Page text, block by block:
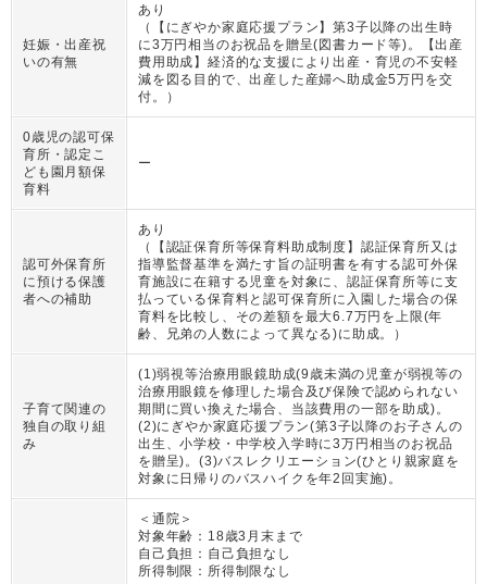
妊娠・出産祝
いの有無
あり
（
【にぎやか家庭応援プラン】第3子以降の出生時
に3万円相当のお祝品を贈呈(図書カード等)。【出産
費用助成】経済的な支援により出産・育児の不安軽
減を図る目的で、出産した産婦へ助成金5万円を交
付。
）
0歳児の認可保
育所・認定こ
ども園月額保
育料
ー
認可外保育所
に預ける保護
者への補助
あり
（
【認証保育所等保育料助成制度】認証保育所又は
指導監督基準を満たす旨の証明書を有する認可外保
育施設に在籍する児童を対象に、認証保育所等に支
払っている保育料と認可保育所に入園した場合の保
育料を比較し、その差額を最大6.7万円を上限(年
齢、兄弟の人数によって異なる)に助成。
）
子育て関連の
独自の取り組
み
(1)弱視等治療用眼鏡助成(9歳未満の児童が弱視等の
治療用眼鏡を修理した場合及び保険で認められない
期間に買い換えた場合、当該費用の一部を助成)。
(2)にぎやか家庭応援プラン(第3子以降のお子さんの
出生、小学校・中学校入学時に3万円相当のお祝品
を贈呈)。(3)バスレクリエーション(ひとり親家庭を
対象に日帰りのバスハイクを年2回実施)。
＜通院＞
対象年齢： 18歳3月末まで
自己負担： 自己負担なし
所得制限： 所得制限なし